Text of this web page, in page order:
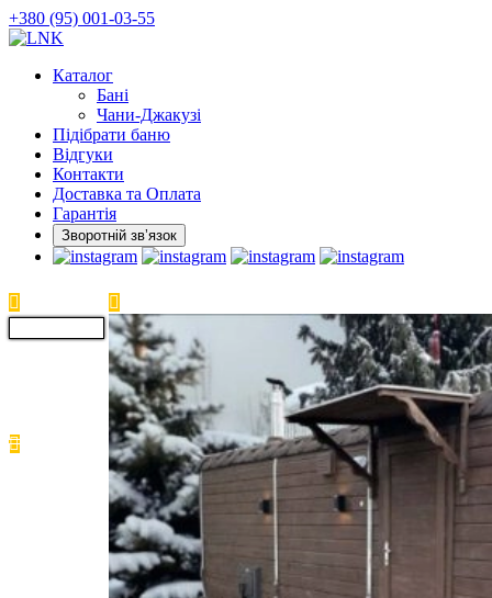
Skip
to
content
+380 (95) 001-03-55
Каталог
Бані
Чани-Джакузі
Підібрати баню
Відгуки
Контакти
Доставка та Оплата
Гарантія
Зворотній звʼязок